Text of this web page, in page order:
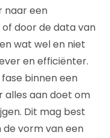
naar een
door de data van
wat wel en niet
en efficiënter.
binnen een
alles aan doet om
Dit mag best
de vorm van een